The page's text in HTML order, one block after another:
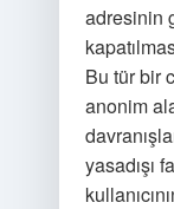
adresinin
Bu tür bir
anonim
yasadışı